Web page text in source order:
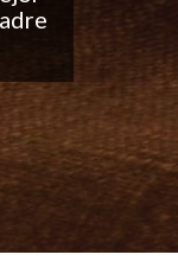
los
el buen